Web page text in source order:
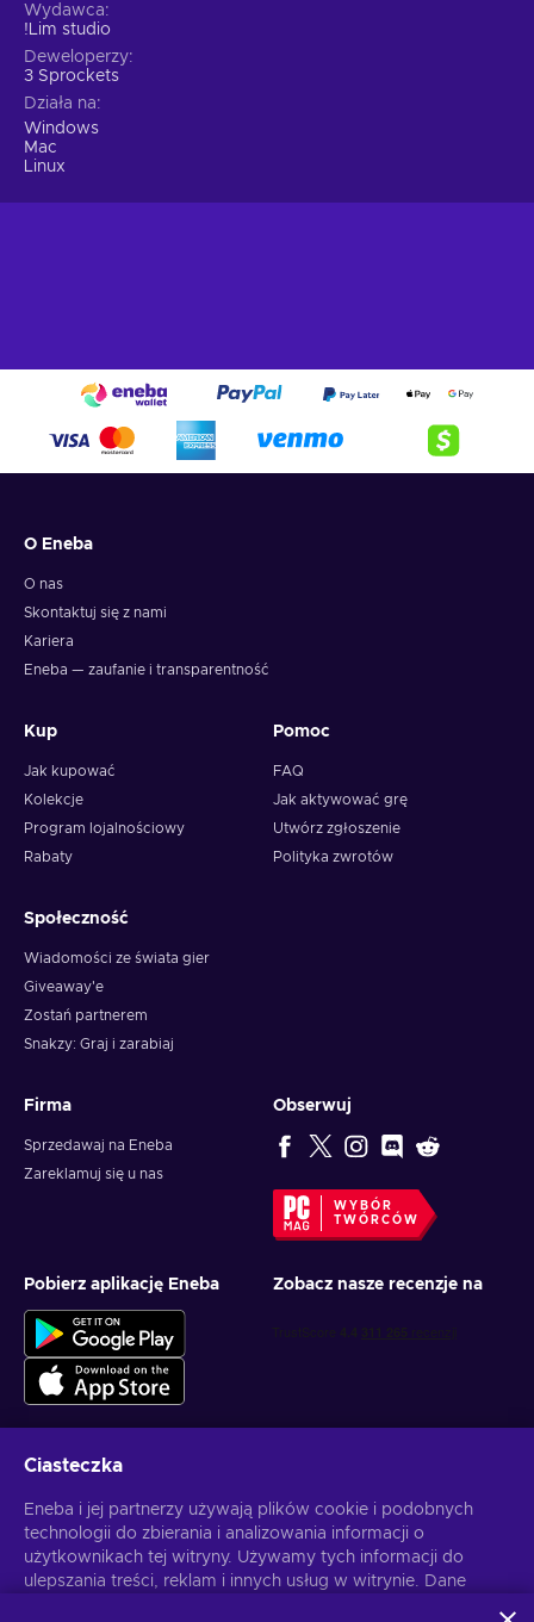
Wydawca
!Lim studio
Deweloperzy
3 Sprockets
Działa na
Windows
Mac
Linux
O Eneba
O nas
Skontaktuj się z nami
Kariera
Eneba — zaufanie i transparentność
Kup
Jak kupować
Kolekcje
Program lojalnościowy
Rabaty
Pomoc
FAQ
Jak aktywować grę
Utwórz zgłoszenie
Polityka zwrotów
Społeczność
Wiadomości ze świata gier
Giveaway'e
Zostań partnerem
Snakzy: Graj i zarabiaj
Firma
Sprzedawaj na Eneba
Zareklamuj się u nas
Obserwuj
WYBÓR
TWÓRCÓW
Pobierz aplikację Eneba Zobacz nasze recenzje na
Subskrybuj
Możesz anulować subskrypcję w dowolnej chwili. Sprawdź Politykę
Ciasteczka
Eneba i jej partnerzy używają plików cookie i podobnych
technologii do zbierania i analizowania informacji o
użytkownikach tej witryny. Używamy tych informacji do
ulepszania treści, reklam i innych usług w witrynie. Dane